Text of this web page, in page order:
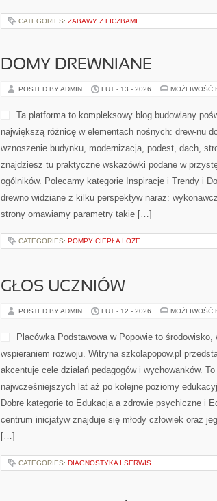
CATEGORIES: ZABAWY Z LICZBAMI
DOMY DREWNIANE
POSTED BY ADMIN LUT - 13 - 2026 MOŻLIWOŚĆ
Ta platforma to kompleksowy blog budowlany
największą różnicę w elementach nośnych: drew-nu
wznoszenie budynku, modernizacja, podest, dach,
znajdziesz tu praktyczne wskazówki podane w
ogólników. Polecamy kategorie Inspiracje i Trendy i
drewno widziane z kilku perspektyw naraz:
strony omawiamy parametry takie […]
CATEGORIES: POMPY CIEPŁA I OZE
GŁOS UCZNIÓW
POSTED BY ADMIN LUT - 12 - 2026 MOŻLIWOŚĆ
Placówka Podstawowa w Popowie to
wspieraniem rozwoju. Witryna szkolapopow.pl
akcentuje cele działań pedagogów i wychowanków.
najwcześniejszych lat aż po kolejne poziomy
Dobre kategorie to Edukacja a zdrowie psychiczne i
centrum inicjatyw znajduje się młody człowiek oraz
[…]
CATEGORIES: DIAGNOSTYKA I SERWIS